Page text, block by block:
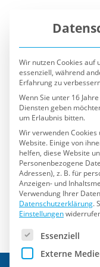
Wir nutzen Cookies auf
essenziell, während
Erfahrung zu
Wenn Sie unter 16
Diensten geben
um Erlaubnis bitten.
Wir verwenden
Website. Einige von
helfen, diese Website
Personenbezogene
Adressen), z. B. für
Anzeigen- und
Verwendung Ihrer
Datenschutzerklärung.
Einstellungen
Es folgt eine Liste
Essenziell
Externe